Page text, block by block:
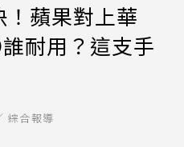
蘋果對上華
耐用？這支手
綜合報導